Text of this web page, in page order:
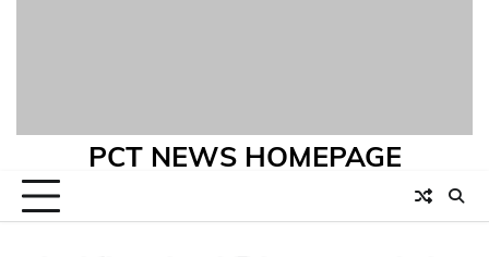
PCT NEWS HOMEPAGE